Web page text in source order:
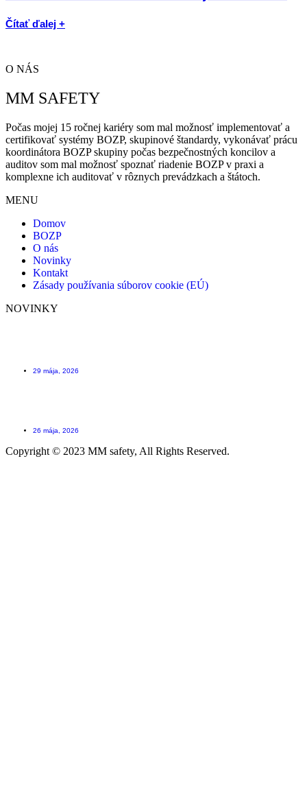
Čítať ďalej +
O NÁS
MM SAFETY
Počas mojej 15 ročnej kariéry som mal možnosť implementovať a
certifikovať systémy BOZP, skupinové štandardy, vykonávať prácu
koordinátora BOZP skupiny počas bezpečnostných koncilov a
auditov som mal možnosť spoznať riadenie BOZP v praxi a
komplexne ich auditovať v rôznych prevádzkach a štátoch.
MENU
Domov
BOZP
O nás
Novinky
Kontakt
Zásady používania súborov cookie (EÚ)
NOVINKY
29 mája, 2026
26 mája, 2026
Copyright © 2023 MM safety, All Rights Reserved.